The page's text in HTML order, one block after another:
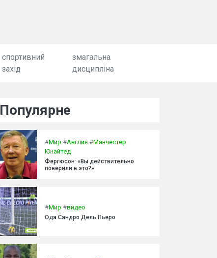
спортивний
захід
змагальна
дисципліна
Популярне
#Мир #Англия #Манчестер
Юнайтед
Фергюсон: «Вы действительно
поверили в это?»
#Мир #видео
Ода Сандро Дель Пьеро